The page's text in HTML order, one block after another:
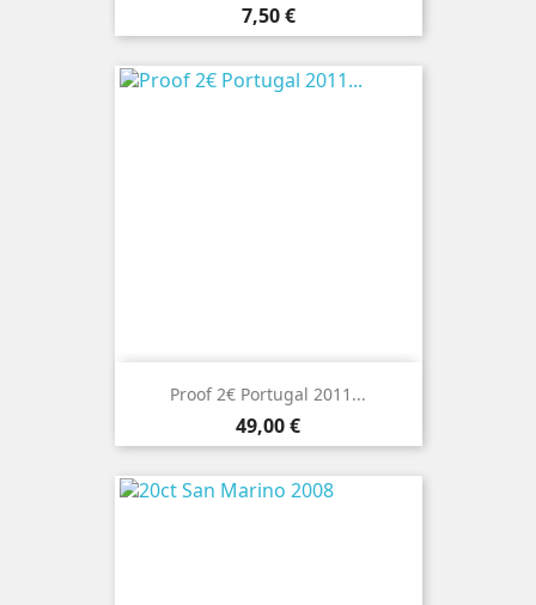
Preço
7,50 €
Proof 2€ Portugal 2011...
Preço
49,00 €